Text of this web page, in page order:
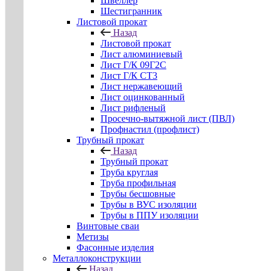
Шестигранник
Листовой прокат
Назад
Листовой прокат
Лист алюминиевый
Лист Г/К 09Г2С
Лист Г/К СТ3
Лист нержавеющий
Лист оцинкованный
Лист рифленый
Просечно-вытяжной лист (ПВЛ)
Профнастил (профлист)
Трубный прокат
Назад
Трубный прокат
Труба круглая
Труба профильная
Трубы бесшовные
Трубы в ВУС изоляции
Трубы в ППУ изоляции
Винтовые сваи
Метизы
Фасонные изделия
Металлоконструкции
Назад